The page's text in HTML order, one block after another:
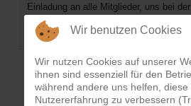
Einladung an alle Mitglieder, uns bei
tatkräftig zu unterstützen.
Wir benutzen Cookies
Wir nutzen Cookies auf unserer
ihnen sind essenziell für den
während andere uns helfen, diese
Nutzererfahrung zu verbessern